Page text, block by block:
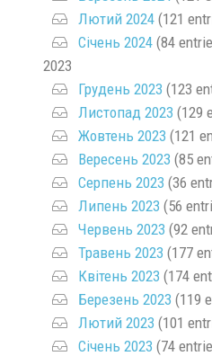
Лютий 2024(121
Січень 2024(84
2023
Грудень 2023 (123
Листопад 2023 (129
Жовтень 2023 (121
Вересень 2023 (85
Серпень 2023 (36
Липень 2023 (56
Червень 2023 (92
Травень 2023 (177
Квітень 2023 (174
Березень 2023 (119
Лютий 2023 (101
Січень 2023 (74